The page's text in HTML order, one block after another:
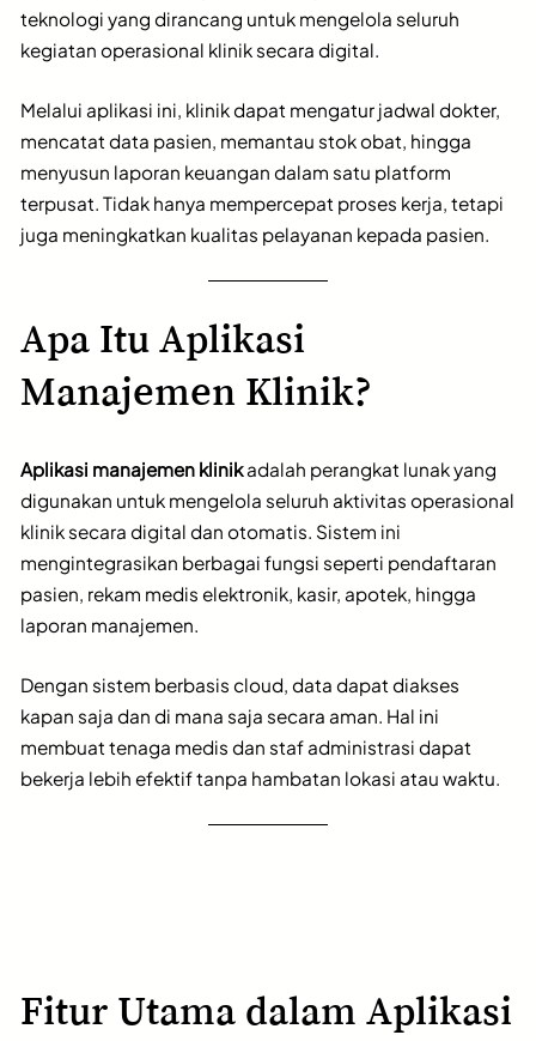
teknologi yang dirancang untuk mengelola seluruh
kegiatan operasional klinik secara digital.
Melalui aplikasi ini, klinik dapat mengatur jadwal dokter,
mencatat data pasien, memantau stok obat, hingga
menyusun laporan keuangan dalam satu platform
terpusat. Tidak hanya mempercepat proses kerja, tetapi
juga meningkatkan kualitas pelayanan kepada pasien.
Apa Itu Aplikasi
Manajemen Klinik?
Aplikasi manajemen klinikadalah perangkat lunak yang
digunakan untuk mengelola seluruh aktivitas operasional
klinik secara digital dan otomatis. Sistem ini
mengintegrasikan berbagai fungsi seperti pendaftaran
pasien, rekam medis elektronik, kasir, apotek, hingga
laporan manajemen.
Dengan sistem berbasis cloud, data dapat diakses
kapan saja dan di mana saja secara aman. Hal ini
membuat tenaga medis dan staf administrasi dapat
bekerja lebih efektif tanpa hambatan lokasi atau waktu.
Fitur Utama dalam Aplikasi